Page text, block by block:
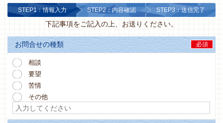
STEP1：情報入力 STEP2：内容確認 STEP3：送信完了
下記事項をご記入の上、お送りください。
お問合せの種類 必須
相談
要望
苦情
その他